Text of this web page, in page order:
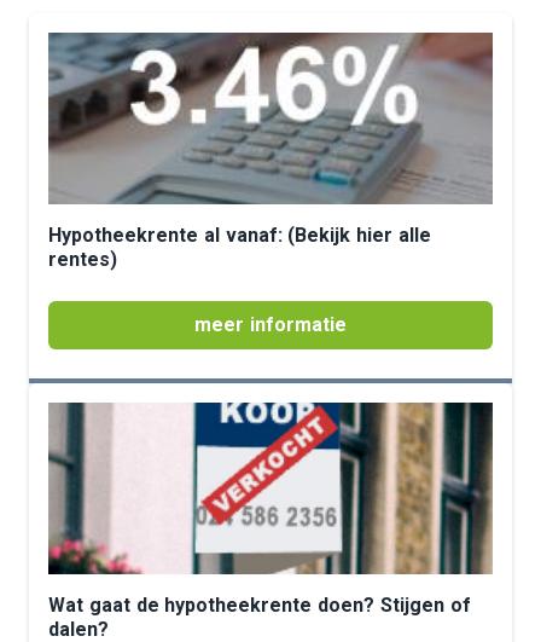
Hypotheekrente al vanaf: (Bekijk hier alle
rentes)
meer informatie
Wat gaat de hypotheekrente doen? Stijgen of
dalen?